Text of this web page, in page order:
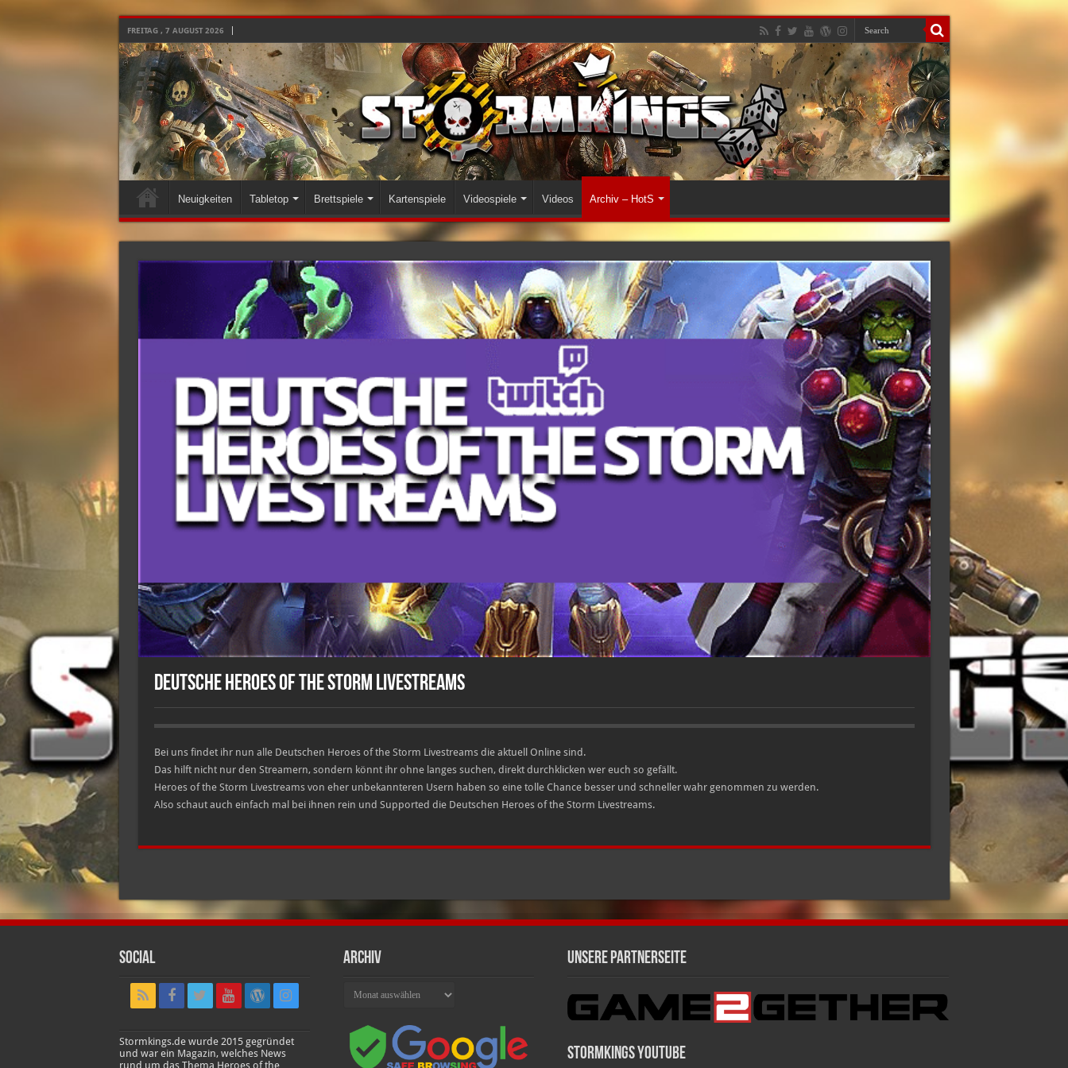
FREITAG , 7 AUGUST 2026
Neuigkeiten Tabletop Brettspiele Kartenspiele Videospiele Videos Archiv – HotS
Deutsche Heroes of the Storm Livestreams
Bei uns findet ihr nun alle Deutschen Heroes of the Storm Livestreams die aktuell Online sind.
Das hilft nicht nur den Streamern, sondern könnt ihr ohne langes suchen, direkt durchklicken wer euch so gefällt.
Heroes of the Storm Livestreams von eher unbekannteren Usern haben so eine tolle Chance besser und schneller wahr genommen zu werden.
Also schaut auch einfach mal bei ihnen rein und Supported die Deutschen Heroes of the Storm Livestreams.
Social
Stormkings.de wurde 2015 gegründet
und war ein Magazin, welches News
rund um das Thema Heroes of the
Archiv Unsere Partnerseite
Stormkings Youtube